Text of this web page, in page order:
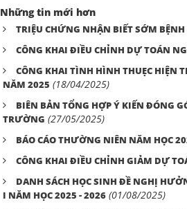
Những tin mới hơn
TRIỆU CHỨNG NHẬN BIẾT SỚM
CÔNG KHAI ĐIỀU CHỈNH DỰ TOÁN
CÔNG KHAI TÌNH HÌNH THUẸC HIỆN
NĂM 2025 (18/04/2025)
BIÊN BẢN TỔNG HỢP Ý KIẾN ĐÓNG
TRƯỜNG (27/05/2025)
BÁO CÁO THƯỜNG NIÊN NĂM HỌC
CÔNG KHAI ĐIỀU CHỈNH GIẢM DỰ
DANH SÁCH HỌC SINH ĐỀ NGHỊ
I NĂM HỌC 2025 - 2026 (01/08/2025)